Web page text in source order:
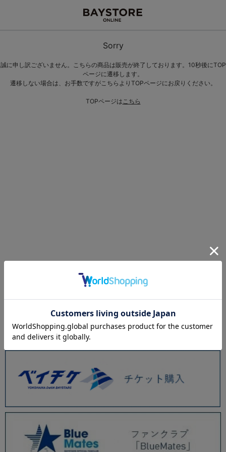
Sorry
誠に申し訳ございません。こちらの商品は販売が終了しております。10秒後にTOP
ページに遷移します。
遷移しない場合は、お手数ですがこちらよりTOPページにお戻りください。
TOPページはこちら